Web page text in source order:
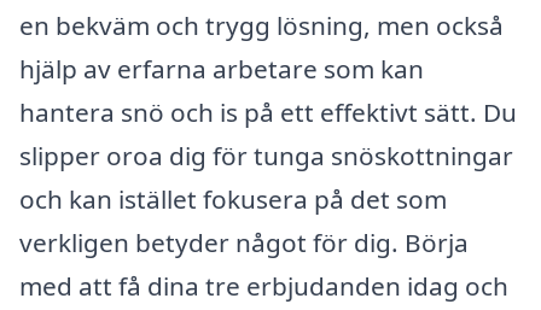
en bekväm och trygg lösning, men också
hjälp av erfarna arbetare som kan
hantera snö och is på ett effektivt sätt. Du
slipper oroa dig för tunga snöskottningar
och kan istället fokusera på det som
verkligen betyder något för dig. Börja
med att få dina tre erbjudanden idag och